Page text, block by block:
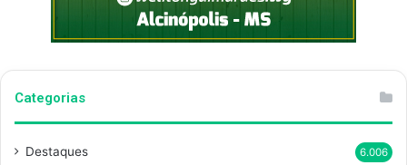
Categorias
Destaques 6.006